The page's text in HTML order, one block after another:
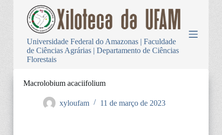
Universidade Federal do Amazonas | Faculdade
de Ciências Agrárias | Departamento de Ciências
Florestais
Macrolobium acaciifolium
xyloufam 11 de março de 2023